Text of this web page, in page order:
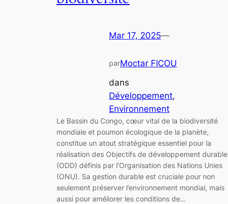
Mar 17, 2025—
parMoctar FICOU
dans
Développement
Environnement
Le Bassin du Congo, cœur vital de la biodiversité
mondiale et poumon écologique de la planète,
constitue un atout stratégique essentiel pour la
réalisation des Objectifs de développement durable
(ODD) définis par l’Organisation des Nations Unies
(ONU). Sa gestion durable est cruciale pour non
seulement préserver l’environnement mondial, mais
aussi pour améliorer les conditions de…